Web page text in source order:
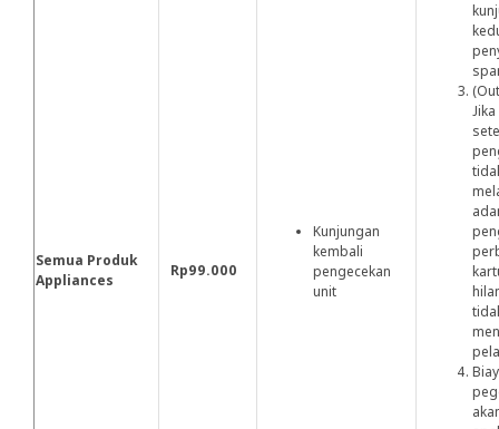
Semua Produk
Appliances
Rp99.000
Kunjungan
kembali
pengecekan
unit